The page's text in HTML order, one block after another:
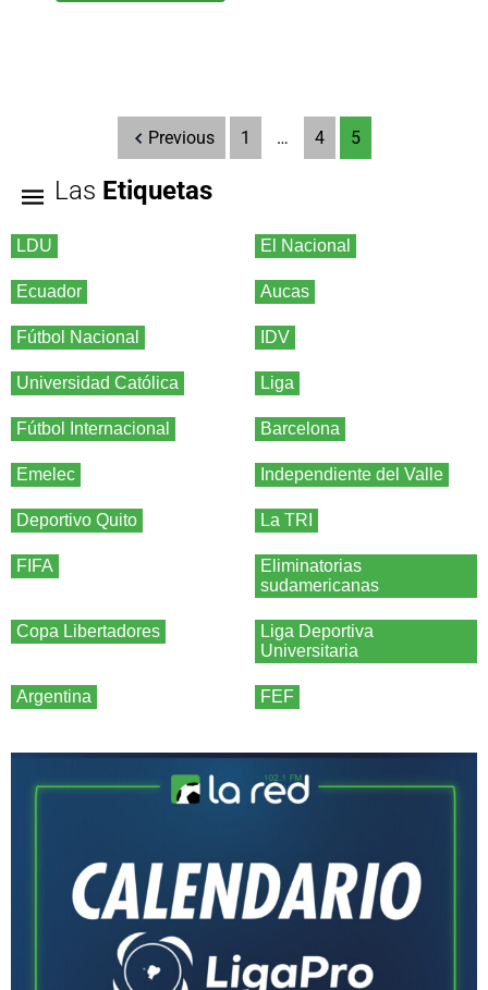
Previous 1 … 4 5
Las Etiquetas
LDU El Nacional
Ecuador Aucas
Fútbol Nacional IDV
Universidad Católica Liga
Fútbol Internacional Barcelona
Emelec Independiente del Valle
Deportivo Quito La TRI
FIFA
Eliminatorias
sudamericanas
Copa Libertadores
Liga Deportiva
Universitaria
Argentina FEF